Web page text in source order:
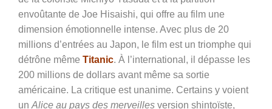
envoûtante de Joe Hisaishi, qui offre au film une
dimension émotionnelle intense. Avec plus de 20
millions d’entrées au Japon, le film est un triomphe qui
détrône même Titanic. À l’international, il dépasse les
200 millions de dollars avant même sa sortie
américaine. La critique est unanime. Certains y voient
unAlice au pays des merveilles version shintoïste,